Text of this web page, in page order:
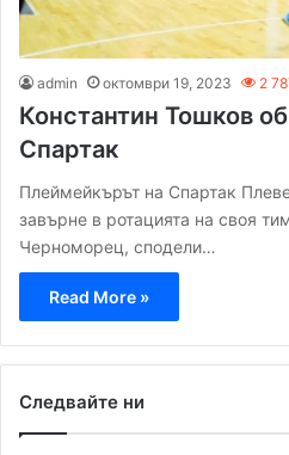
admin октомври 19, 2023 2
Константин Тошков
Спартак
Плеймейкърът на Спартак
завърне в ротацията на своя
Черноморец, сподели…
Read More »
Следвайте ни